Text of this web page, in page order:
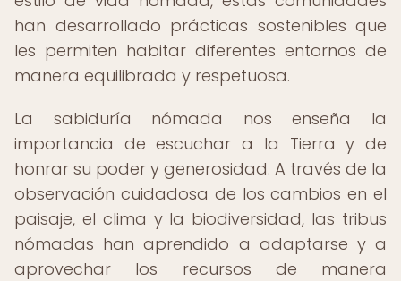
han desarrollado prácticas sostenibles que
les permiten habitar diferentes entornos de
manera equilibrada y respetuosa.
La sabiduría nómada nos enseña la
importancia de escuchar a la Tierra y de
honrar su poder y generosidad. A través de la
observación cuidadosa de los cambios en el
paisaje, el clima y la biodiversidad, las tribus
nómadas han aprendido a adaptarse y a
aprovechar los recursos de manera